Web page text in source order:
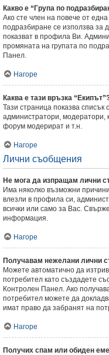
Какво е “Група по
Ако сте член на повече от
подразбиране се използва за
показват в профила Ви.
промяната на групата по
Панел.
Нагоре
Каква е тази връзка
Тази страница показва
администратори, модератори,
форум модерират и т.н.
Нагоре
Лични съобщения
Не мога да изпращам лични
Има няколко възможни
влезли в профила си,
всички или само за Вас.
информация.
Нагоре
Получавам нежелани лични
Можете автоматично да
потребител като създадете
Контролен Панел. Ако
потребител можете да
имат право да забранят на
Нагоре
Получих спам или обиден